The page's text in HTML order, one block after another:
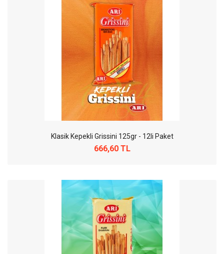
Klasik Kepekli Grissini 125gr - 12li Paket
666,60 TL